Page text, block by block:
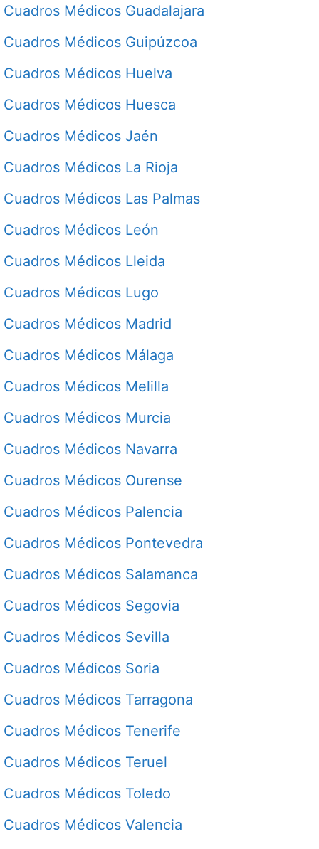
Cuadros Médicos Guadalajara
Cuadros Médicos Guipúzcoa
Cuadros Médicos Huelva
Cuadros Médicos Huesca
Cuadros Médicos Jaén
Cuadros Médicos La Rioja
Cuadros Médicos Las Palmas
Cuadros Médicos León
Cuadros Médicos Lleida
Cuadros Médicos Lugo
Cuadros Médicos Madrid
Cuadros Médicos Málaga
Cuadros Médicos Melilla
Cuadros Médicos Murcia
Cuadros Médicos Navarra
Cuadros Médicos Ourense
Cuadros Médicos Palencia
Cuadros Médicos Pontevedra
Cuadros Médicos Salamanca
Cuadros Médicos Segovia
Cuadros Médicos Sevilla
Cuadros Médicos Soria
Cuadros Médicos Tarragona
Cuadros Médicos Tenerife
Cuadros Médicos Teruel
Cuadros Médicos Toledo
Cuadros Médicos Valencia